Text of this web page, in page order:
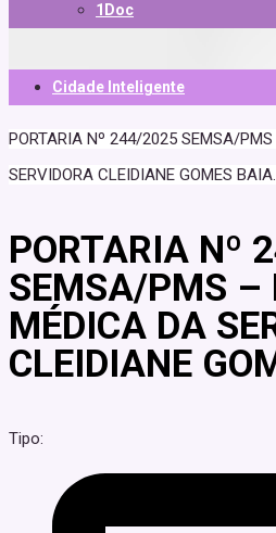
1Doc
Cidade Inteligente
PORTARIA Nº 244/2025 SEMSA/
SERVIDORA CLEIDIANE GOMES BAIA.
PORTARIA Nº
SEMSA/PMS –
MÉDICA DA
CLEIDIANE
Tipo: